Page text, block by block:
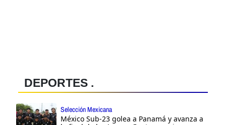
DEPORTES .
Selección Mexicana
México Sub-23 golea a Panamá y avanza a